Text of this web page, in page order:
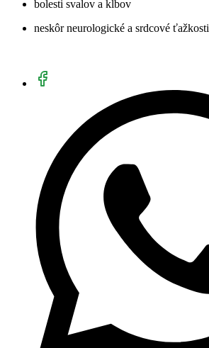
bolesti svalov a kĺbov
neskôr neurologické a srdcové ťažkosti